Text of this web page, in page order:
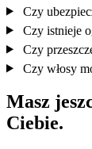
Czy
Czy istnieje
Czy
Czy włosy
Masz
Ciebie.